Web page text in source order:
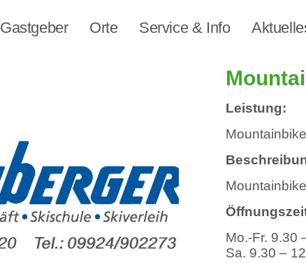
Gastgeber Orte Service & Info
Leistung:
Mo.-Fr. 9.30
Sa. 9.30 –